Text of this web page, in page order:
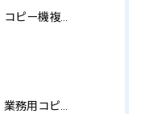
コピー機複合機の選び方と費用比較 MT